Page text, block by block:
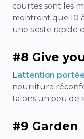
courtes sont les
montrent que 10
une sieste rapide
#8 Give
L’attention
nourriture
talons un peu de
#9 Garden